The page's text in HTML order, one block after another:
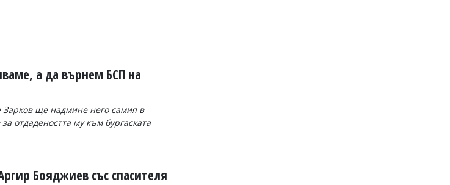
а да върнем БСП на
Зарков ще надмине него самия в
отдадеността му към бургаската
Бояджиев със спасителя